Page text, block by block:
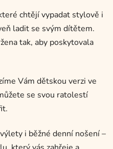
chtějí vypadat stylově i
ladit se svým dítětem.
tak, aby poskytovala
Vám dětskou verzi ve
se svou ratolestí
i běžné denní nošení –